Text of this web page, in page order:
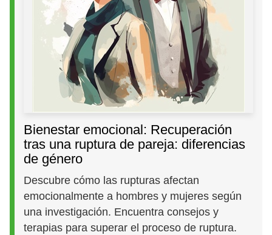
Bienestar emocional: Recuperación
tras una ruptura de pareja: diferencias
de género
Descubre cómo las rupturas afectan
emocionalmente a hombres y mujeres según
una investigación. Encuentra consejos y
terapias para superar el proceso de ruptura.